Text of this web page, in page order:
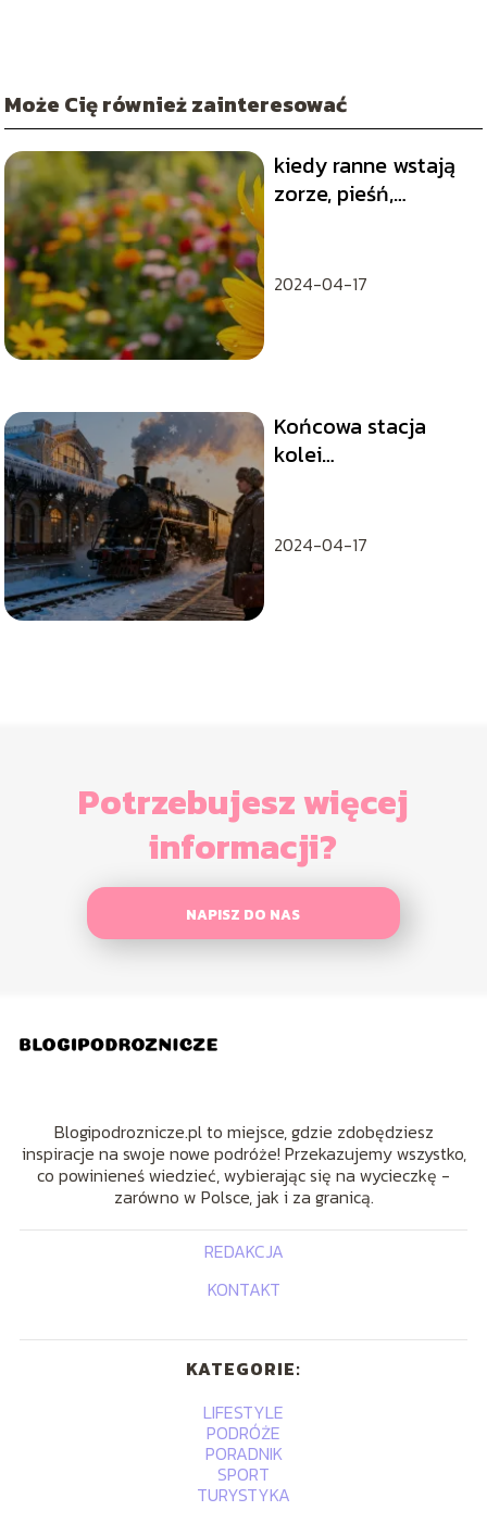
Może Cię również zainteresować
kiedy ranne wstają
zorze, pieśń,
Jopek, utwór,
2024-04-17
Końcowa stacja
kolei
2024-04-17
Potrzebujesz więcej
informacji?
NAPISZ DO NAS
Blogipodroznicze.pl to miejsce, gdzie zdobędziesz
inspiracje na swoje nowe podróże! Przekazujemy wszystko,
co powinieneś wiedzieć, wybierając się na wycieczkę -
zarówno w Polsce, jak i za granicą.
REDAKCJA
KONTAKT
KATEGORIE:
LIFESTYLE
PODRÓŻE
PORADNIK
SPORT
TURYSTYKA